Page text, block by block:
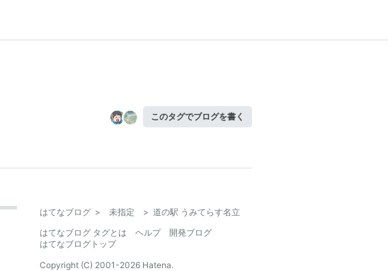
このタグでブログを書く
はてなブログ > 未指定 > 道の駅 うみてらす名立
はてなブログ タグとは
ヘルプ
開発ブログ
はてなブログトップ
Copyright (C) 2001-2026 Hatena.